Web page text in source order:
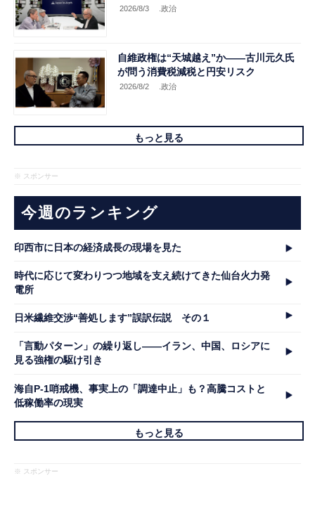
2026/8/3 .政治
自維政権は“天城越え”か――古川元久氏
が問う消費税減税と円安リスク
2026/8/2 .政治
もっと見る
※ スポンサー
今週のランキング
印西市に日本の経済成長の現場を見た
時代に応じて変わりつつ地域を支え続けてきた仙台火力発
電所
日米繊維交渉“善処します”誤訳伝説 その１
「言動パターン」の繰り返し――イラン、中国、ロシアに
見る強権の駆け引き
海自P-1哨戒機、事実上の「調達中止」も？高騰コストと
低稼働率の現実
もっと見る
※ スポンサー